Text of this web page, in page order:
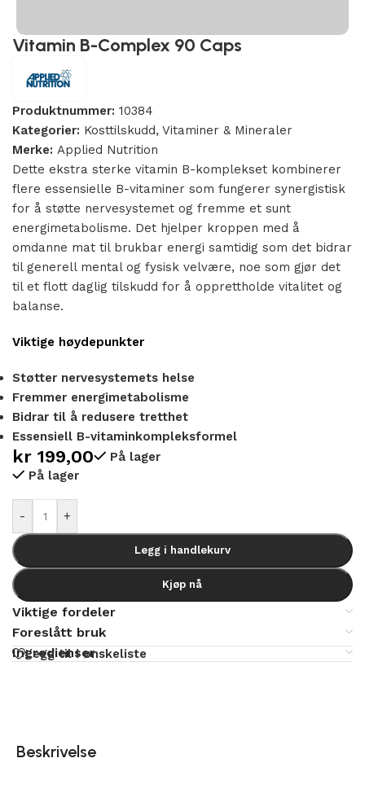
Vitamin B-Complex 90 Caps
Produktnummer: 10384
Kategorier: Kosttilskudd, Vitaminer & Mineraler
Merke: Applied Nutrition
Dette ekstra sterke vitamin B-komplekset kombinerer
flere essensielle B-vitaminer som fungerer synergistisk
for å støtte nervesystemet og fremme et sunt
energimetabolisme. Det hjelper kroppen med å
omdanne mat til brukbar energi samtidig som det bidrar
til generell mental og fysisk velvære, noe som gjør det
til et flott daglig tilskudd for å opprettholde vitalitet og
balanse.
Viktige høydepunkter
Støtter nervesystemets helse
Fremmer energimetabolisme
Bidrar til å redusere tretthet
Essensiell B-vitaminkompleksformel
kr 199,00
På lager
På lager
- +
Legg i handlekurv
Kjøp nå
Alternative:
Viktige fordeler
Foreslått bruk
Ingredienser
Legg til i ønskeliste
Beskrivelse